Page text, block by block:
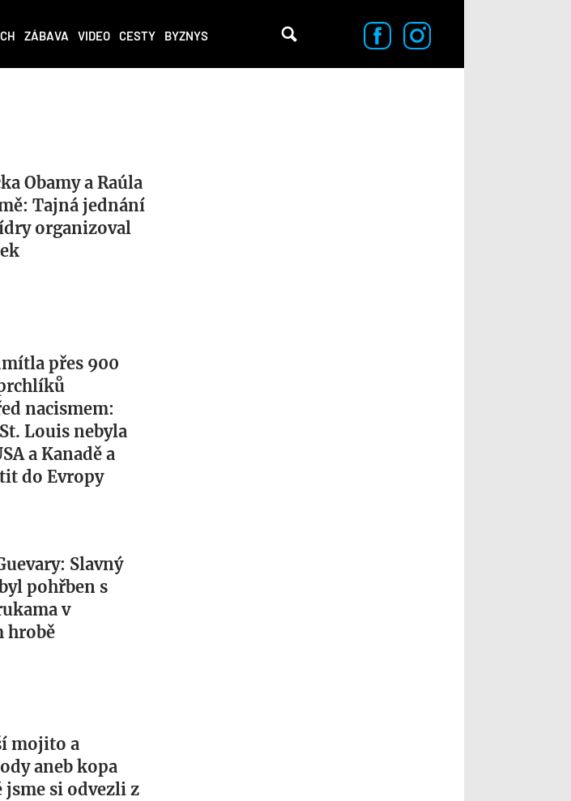
ZÁBAVA VIDEO CESTY BYZNYS
Obamy a Raúla
Tajná jednání
organizoval
přes 900
nacismem:
Louis nebyla
a Kanadě a
do Evropy
Slavný
pohřben s
v
hrobě
mojito a
aneb kopa
si odvezli z